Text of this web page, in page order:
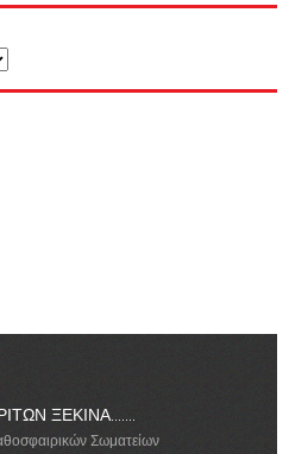
ΞΕΚΙΝΑ.......
Σωματείων